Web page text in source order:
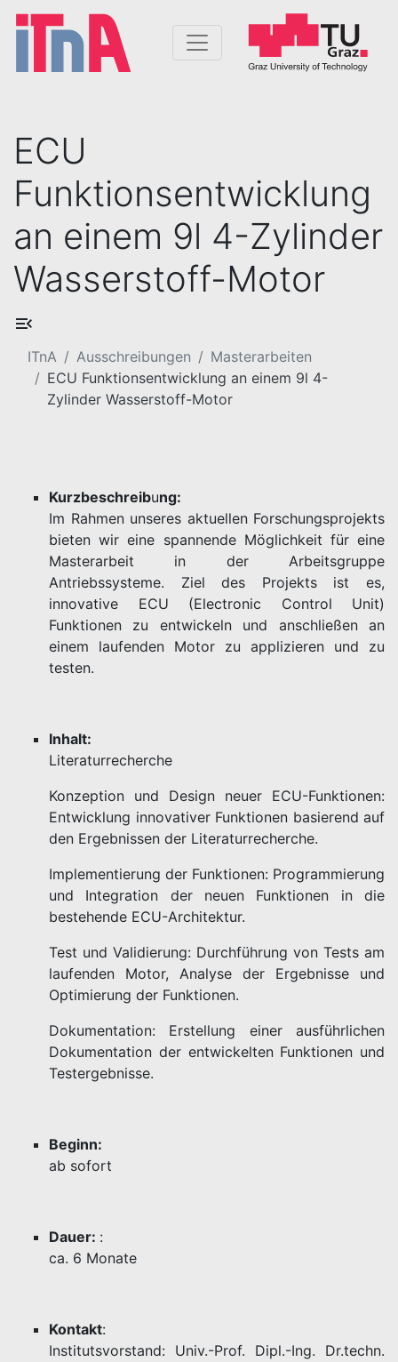
ECU
Funktionsentwicklung
an einem 9l 4-Zylinder
Wasserstoff-Motor
ITnA Ausschreibungen
Masterarbeiten
ECU Funktionsentwicklung an einem 9l 4-
Zylinder Wasserstoff-Motor
Kurzbeschreibung:
Im Rahmen unseres aktuellen Forschungsprojekts
bieten wir eine spannende Möglichkeit für eine
Masterarbeit in der Arbeitsgruppe
Antriebssysteme. Ziel des Projekts ist es,
innovative ECU (Electronic Control Unit)
Funktionen zu entwickeln und anschließen an
einem laufenden Motor zu applizieren und zu
testen.
Inhalt:
Literaturrecherche
Konzeption und Design neuer ECU-Funktionen:
Entwicklung innovativer Funktionen basierend auf
den Ergebnissen der Literaturrecherche.
Implementierung der Funktionen: Programmierung
und Integration der neuen Funktionen in die
bestehende ECU-Architektur.
Test und Validierung: Durchführung von Tests am
laufenden Motor, Analyse der Ergebnisse und
Optimierung der Funktionen.
Dokumentation: Erstellung einer ausführlichen
Dokumentation der entwickelten Funktionen und
Testergebnisse.
Beginn:
ab sofort
Dauer: :
ca. 6 Monate
Kontakt:
Institutsvorstand: Univ.-Prof. Dipl.-Ing. Dr.techn.